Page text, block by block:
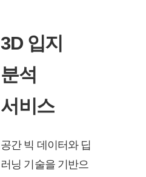
3D 입지
분석
서비스
공간 빅 데이터와 딥
러닝 기술을 기반으